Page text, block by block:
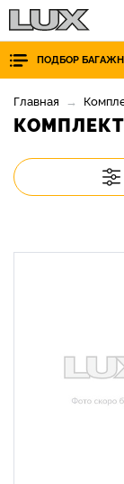
ПОДБОР
Главная